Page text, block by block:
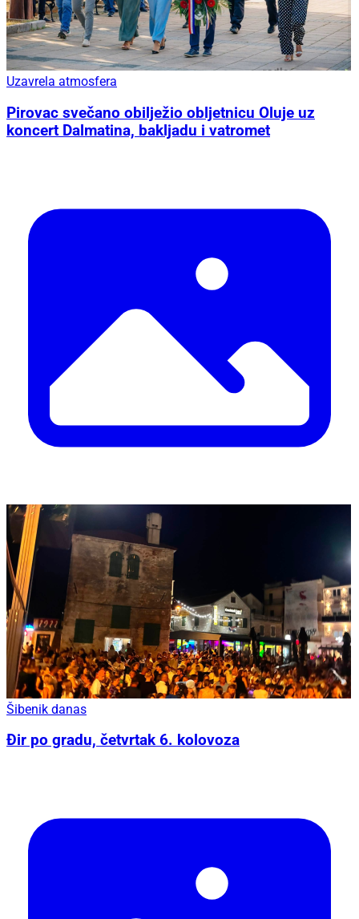
Uzavrela atmosfera
Pirovac svečano obilježio obljetnicu Oluje uz
koncert Dalmatina, bakljadu i vatromet
Šibenik danas
Đir po gradu, četvrtak 6. kolovoza